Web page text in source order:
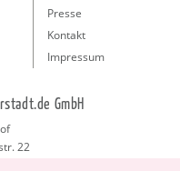
Presse
Kontakt
Impressum
GmbH
22